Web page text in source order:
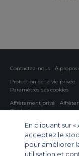
Contactez-nous À propos
Protection de la vie privée
Paramètres des cookies
Affrètement privé
Guide des avions
Private Charter App
En cliquant sur
acceptez le
pour améliorer
utilisation et